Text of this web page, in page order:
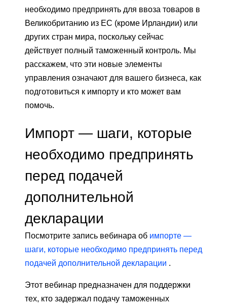
необходимо предпринять для ввоза товаров в
Великобританию из ЕС (кроме Ирландии) или
других стран мира, поскольку сейчас
действует полный таможенный контроль. Мы
расскажем, что эти новые элементы
управления означают для вашего бизнеса, как
подготовиться к импорту и кто может вам
помочь.
Импорт — шаги, которые
необходимо предпринять
перед подачей
дополнительной
декларации
Посмотрите запись вебинара об импорте —
шаги, которые необходимо предпринять перед
подачей дополнительной декларации .
Этот вебинар предназначен для поддержки
тех, кто задержал подачу таможенных